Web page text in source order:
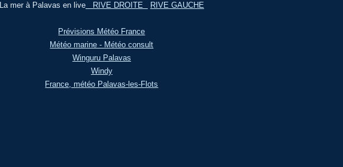
La mer à Palavas en liveRIVE DROITE RIVE GAUCHE
Prévisions Météo France
Météo marine - Météo consult
Winguru Palavas
Windy
France, météo Palavas-les-Flots